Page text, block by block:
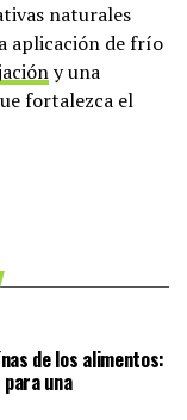
naturales
aplicación de frío
y una
fortalezca el
de los alimentos:
una